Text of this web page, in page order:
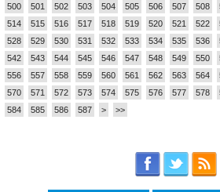
500
501 502 503 504 505 506 507 508
514
515 516 517 518 519 520 521 522
528
529 530 531 532 533 534 535 536
542
543 544 545 546 547 548 549 550
556
557 558 559 560 561 562 563 564
570
571 572 573 574 575 576 577 578
584
585 586 587 > >>